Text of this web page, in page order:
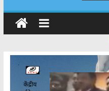
पुष्पवर्षा और चरण प्रक्षालन के साथ
अभिनंदन,मुख्यमंत्री ने स्वास्थ्य सेवा
हाथों से परोसा भोजन